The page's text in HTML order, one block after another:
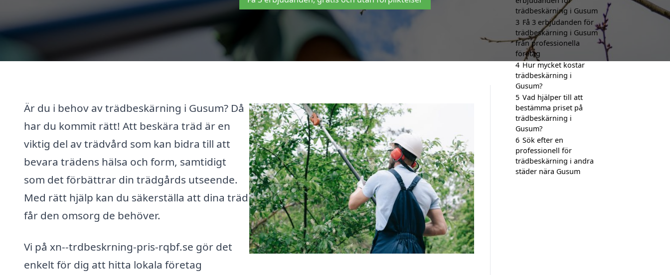
Är du i behov av trädbeskärning i Gusum? Då
har du kommit rätt! Att beskära träd är en
viktig del av trädvård som kan bidra till att
bevara trädens hälsa och form, samtidigt
som det förbättrar din trädgårds utseende.
Med rätt hjälp kan du säkerställa att dina träd
får den omsorg de behöver.
Vi på xn--trdbeskrning-pris-rqbf.se gör det
enkelt för dig att hitta lokala företag
trädbeskärning i Gusum
3 Få 3 erbjudanden för
trädbeskärning i Gusum
från professionella
företag
4 Hur mycket kostar
trädbeskärning i
Gusum?
5 Vad hjälper till att
bestämma priset på
trädbeskärning i
Gusum?
6 Sök efter en
professionell för
trädbeskärning i andra
städer nära Gusum